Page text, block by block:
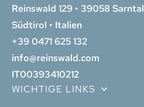
Reinswald 129 • 39058 Sarntal
Südtirol • Italien
+39 0471 625 132
info@reinswald.com
IT00393410212
WICHTIGE LINKS